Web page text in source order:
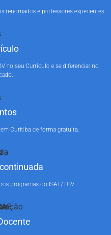
renomados e professores experientes.
no seu Currículo e se diferenciar no
Curitiba de forma gratuita.
programas do ISAE/FGV.